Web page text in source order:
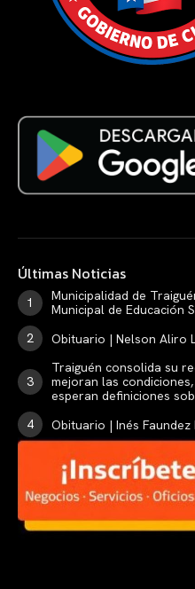
Últimas Noticias
Municipalidad de
Municipal de Educación
Obituario | Nelson Aliro
Traiguén consolida su
mejoran las
esperan definiciones
Obituario | Inés Faundez